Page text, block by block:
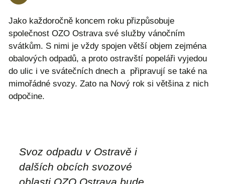
Jako každoročně koncem roku přizpůsobuje
společnost OZO Ostrava své služby vánočním
svátkům. S nimi je vždy spojen větší objem zejména
obalových odpadů, a proto ostravští popeláři vyjedou
do ulic i ve svátečních dnech a připravují se také na
mimořádné svozy. Zato na Nový rok si většina z nich
odpočine.
Svoz odpadu v Ostravě i
dalších obcích svozové